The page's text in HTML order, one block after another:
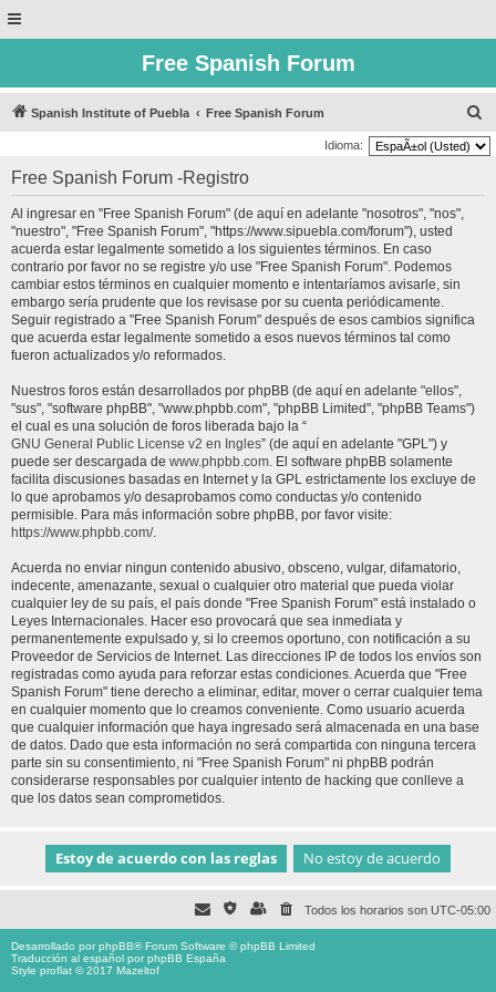
Free Spanish Forum
Spanish Institute of Puebla Free Spanish Forum
u
Idioma:
Free Spanish Forum -Registro
Al ingresar en "Free Spanish Forum" (de aquí en adelante "nosotros", "nos",
"nuestro", "Free Spanish Forum", "https://www.sipuebla.com/forum"), usted
acuerda estar legalmente sometido a los siguientes términos. En caso
contrario por favor no se registre y/o use "Free Spanish Forum". Podemos
cambiar estos términos en cualquier momento e intentaríamos avisarle, sin
embargo sería prudente que los revisase por su cuenta periódicamente.
Seguir registrado a "Free Spanish Forum" después de esos cambios significa
que acuerda estar legalmente sometido a esos nuevos términos tal como
fueron actualizados y/o reformados.
Nuestros foros están desarrollados por phpBB (de aquí en adelante "ellos",
"sus", "software phpBB", "www.phpbb.com", "phpBB Limited", "phpBB Teams")
el cual es una solución de foros liberada bajo la “
GNU General Public License v2 en Ingles” (de aquí en adelante "GPL") y
puede ser descargada de www.phpbb.com. El software phpBB solamente
facilita discusiones basadas en Internet y la GPL estrictamente los excluye de
lo que aprobamos y/o desaprobamos como conductas y/o contenido
permisible. Para más información sobre phpBB, por favor visite:
https://www.phpbb.com/.
Acuerda no enviar ningun contenido abusivo, obsceno, vulgar, difamatorio,
indecente, amenazante, sexual o cualquier otro material que pueda violar
cualquier ley de su país, el país donde "Free Spanish Forum" está instalado o
Leyes Internacionales. Hacer eso provocará que sea inmediata y
permanentemente expulsado y, si lo creemos oportuno, con notificación a su
Proveedor de Servicios de Internet. Las direcciones IP de todos los envíos son
registradas como ayuda para reforzar estas condiciones. Acuerda que "Free
Spanish Forum" tiene derecho a eliminar, editar, mover o cerrar cualquier tema
en cualquier momento que lo creamos conveniente. Como usuario acuerda
que cualquier información que haya ingresado será almacenada en una base
de datos. Dado que esta información no será compartida con ninguna tercera
parte sin su consentimiento, ni "Free Spanish Forum" ni phpBB podrán
considerarse responsables por cualquier intento de hacking que conlleve a
que los datos sean comprometidos.
Todos los horarios son UTC-05:00
Desarrollado porphpBB® Forum Software © phpBB Limited
Traducción al español porphpBB España
Style proflat © 2017 Mazeltof